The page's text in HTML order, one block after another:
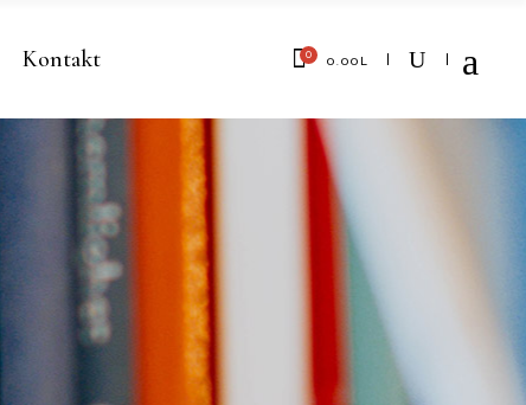
Kontakt 0 0.00 L
No products in the cart.